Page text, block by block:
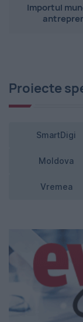
Importul
Proiecte
SmartDigi
Moldova
Vremea